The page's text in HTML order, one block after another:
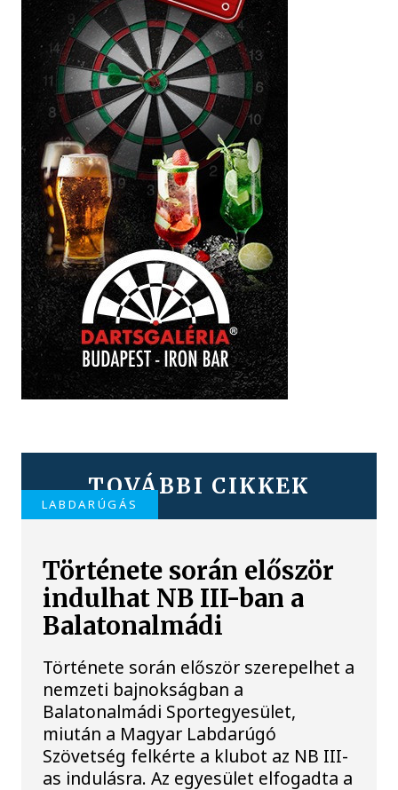
TOVÁBBI CIKKEK
LABDARÚGÁS
Története során először
indulhat NB III-ban a
Balatonalmádi
Története során először szerepelhet a
nemzeti bajnokságban a
Balatonalmádi Sportegyesület,
miután a Magyar Labdarúgó
Szövetség felkérte a klubot az NB III-
as indulásra. Az egyesület elfogadta a